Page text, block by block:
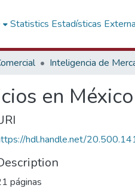
Statistics Estadísticas
Inteligencia de
en
hdl.handle.net/
páginas